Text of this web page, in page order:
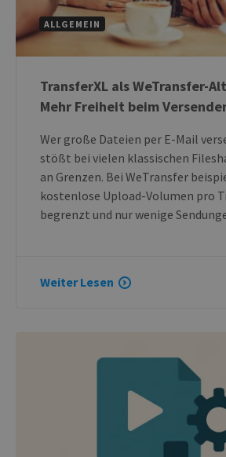
ALLGEMEIN
TransferXL als WeTransfer-
Mehr Freiheit beim
Wer große Dateien per E-Mail
stößt bei vielen klassischen
an Grenzen. Bei WeTransfer
kostenlose Upload-Volumen pro
begrenzt und nur wenige
Weiter Lesen